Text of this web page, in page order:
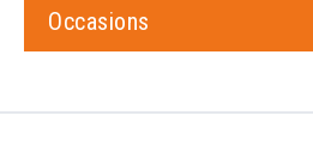
Occasions